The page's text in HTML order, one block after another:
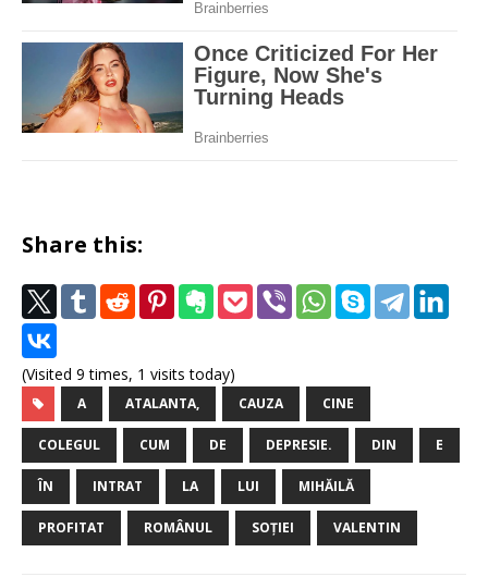
Share this:
(Visited 9 times, 1 visits today)
A ATALANTA, CAUZA CINE
COLEGUL CUM DE DEPRESIE. DIN E
ÎN INTRAT LA LUI MIHĂILĂ
PROFITAT ROMÂNUL SOȚIEI VALENTIN